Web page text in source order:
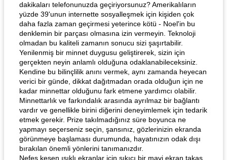
dakikaları telefonunuzda geçiriyorsunuz? Amerikalıların
yüzde 39'unun internette sosyalleşmek için kişiden çok
daha fazla zaman geçirmesi yeterince kötü - Noel'in bu
denklemin bir parçası olmasına izin vermeyin. Teknoloji
olmadan bu kaliteli zamanın sonucu sizi şaşırtabilir.
Yenilenmiş bir minnet duygusu geliştirerek, sizin için
gerçekten neyin anlamlı olduğuna odaklanabileceksiniz.
Kendine bu bilinçlilik anını vermek, aynı zamanda heyecan
verici bir günde, dikkat dağıtmadan orada olduğun için ne
kadar minnettar olduğunu fark etmene yardımcı olabilir.
Minnettarlık ve farkındalık arasında ayrılmaz bir bağlantı
vardır ve genellikle birini diğerini deneyimlemek için tedarik
etmek gerekir. Prize takılmadığınız süre boyunca ne
yapmayı seçerseniz seçin, şansınız, gözlerinizin ekranda
görünmeye başlaması durumunda, hayatınızın odak dışı
bırakılan önemli yönlerini tanımanızdır.
Nefes kesen ışıklı ekranlar için sıkıcı bir mavi ekran takas